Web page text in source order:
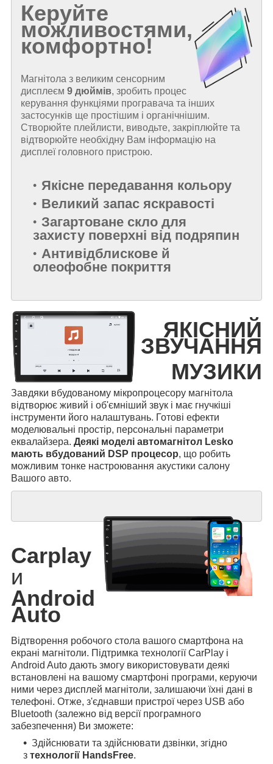
Керуйте
можливостями,
комфортно!
Магнітола з великим сенсорним
дисплеєм 9 дюймів, зробить процес
керування функціями програвача та інших
застосунків ще простішим і органічнішим.
Створюйте плейлисти, виводьте, закріплюйте та
відтворюйте необхідну Вам інформацію на
дисплеї головного пристрою.
Якісне передавання кольору
Великий запас яскравості
Загартоване скло для
захисту поверхні від подряпин
Антивідблискове й
олеофобне покриття
ЯКІСНИЙ
ЗВУЧАННЯ
МУЗИКИ
Завдяки вбудованому мікропроцесору магнітола
відтворює живий і об'ємніший звук і має гнучкіші
інструменти його налаштувань. Готові ефекти
моделювальні простір, персональні параметри
еквалайзера. Деякі моделі автомагнітол Lesko
мають вбудований DSP процесор, що робить
можливим тонке настроювання акустики салону
Вашого авто.
Carplay
и
Android
Auto
Відтворення робочого стола вашого смартфона на
екрані магнітоли. Підтримка технології CarPlay і
Android Auto дають змогу використовувати деякі
встановлені на вашому смартфоні програми, керуючи
ними через дисплей магнітоли, залишаючи їхні дані в
телефоні. Отже, з'єднавши пристрої через USB або
Bluetooth (залежно від версії програмного
забезпечення) Ви зможете:
Здійснювати та здійснювати дзвінки, згідно
з технології HandsFree.